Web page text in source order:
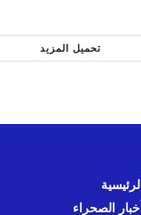
تحميل المزيد
الرئيسية
أخبار الصحراء